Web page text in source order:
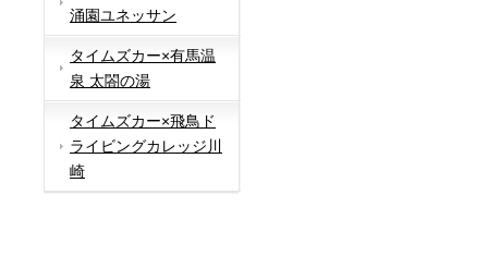
涌園ユネッサン
タイムズカー×有馬温
泉 太閤の湯
タイムズカー×飛鳥ド
ライビングカレッジ川
崎